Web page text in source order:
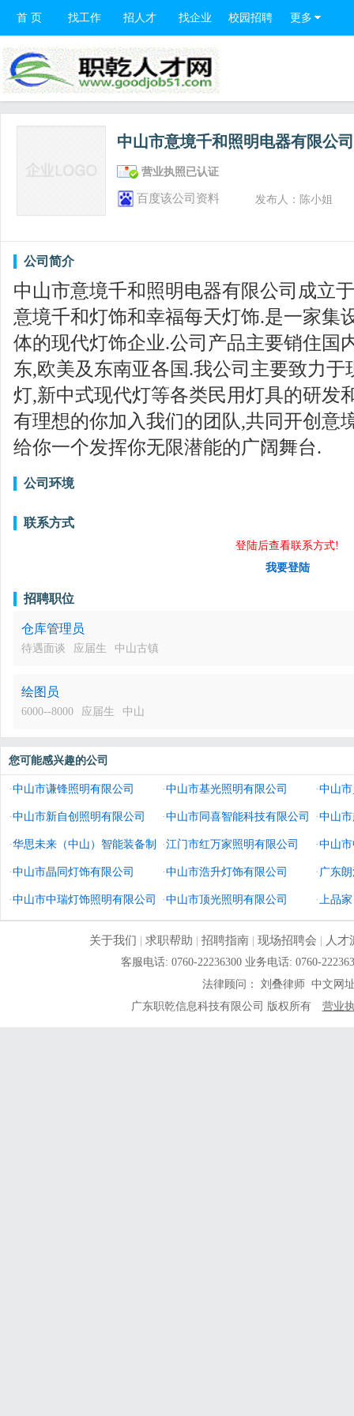
首 页 找工作 招人才 找企业 校园招聘 更多
中山市意境千和照明电器有限公司
营业执照已认证
百度该公司资料 发布人：陈小姐
公司简介
中山市意境千和照明电器有限公司成立
意境千和灯饰和幸福每天灯饰.是一家集
体的现代灯饰企业.公司产品主要销住国
东,欧美及东南亚各国.我公司主要致力于
灯,新中式现代灯等各类民用灯具的研发
有理想的你加入我们的团队,共同开创意
给你一个发挥你无限潜能的广阔舞台.
公司环境
联系方式
登陆后查看联系方式!
我要登陆
招聘职位
仓库管理员
待遇面谈 应届生 中山古镇
绘图员
6000--8000 应届生 中山
您可能感兴趣的公司
·中山市谦锋照明有限公司 ·中山市基光照明有限公司 ·中山
·中山市新自创照明有限公司 ·中山市同喜智能科技有限公司 ·中山
·华思未来（中山）智能装备制
造有限公司
·江门市红万家照明有限公司 ·中山
·中山市晶同灯饰有限公司 ·中山市浩升灯饰有限公司 ·广东
·中山市中瑞灯饰照明有限公司 ·中山市顶光照明有限公司 ·上品
关于我们 | 求职帮助 | 招聘指南| 现场招聘会 | 人才
客服电话: 0760-22236300 业务电话: 0760-
法律顾问： 刘叠律师 中文网
广东职乾信息科技有限公司 版权所有
营业